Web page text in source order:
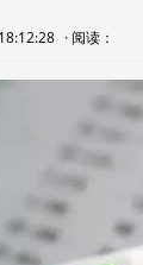
·阅读：